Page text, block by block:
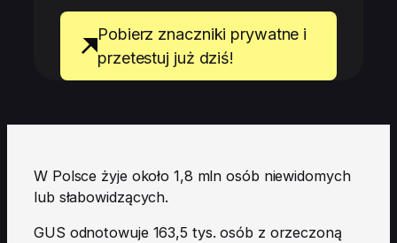
Pobierz znaczniki prywatne i
przetestuj już dziś!
W Polsce żyje około 1,8 mln osób niewidomych
lub słabowidzących.
GUS odnotowuje 163,5 tys. osób z orzeczoną